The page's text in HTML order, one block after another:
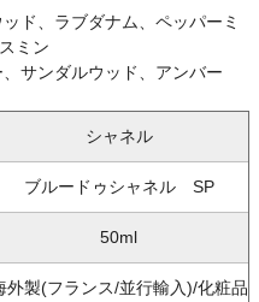
ド、ラブダナム、ペッパーミ
ミン
サンダルウッド、アンバー
シャネル
ブルードゥシャネル SP
50ml
外製(フランス/並行輸入)/化粧品